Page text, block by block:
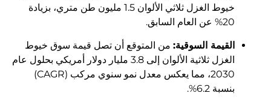
خيوط الغزل ثلاثي الألوان 1.5 مليون طن متري، بزيادة
20% عن العام السابق.
القيمة السوقية: من المتوقع أن تصل قيمة سوق خيوط
الغزل ثلاثية الألوان إلى 3.8 مليار دولار أمريكي بحلول عام
2030، مما يعكس معدل نمو سنوي مركب (CAGR)
بنسبة 6.2%.